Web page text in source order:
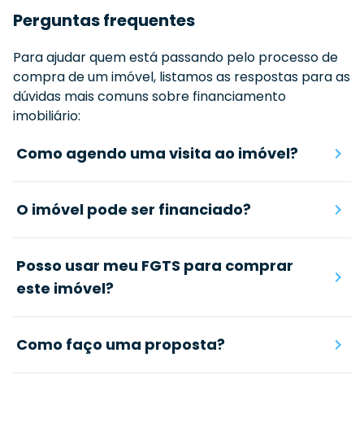
Perguntas frequentes
Para ajudar quem está passando pelo processo de
compra de um imóvel, listamos as respostas para as
dúvidas mais comuns sobre financiamento
imobiliário:
Como agendo uma visita ao imóvel?
O imóvel pode ser financiado?
Posso usar meu FGTS para comprar
este imóvel?
Como faço uma proposta?